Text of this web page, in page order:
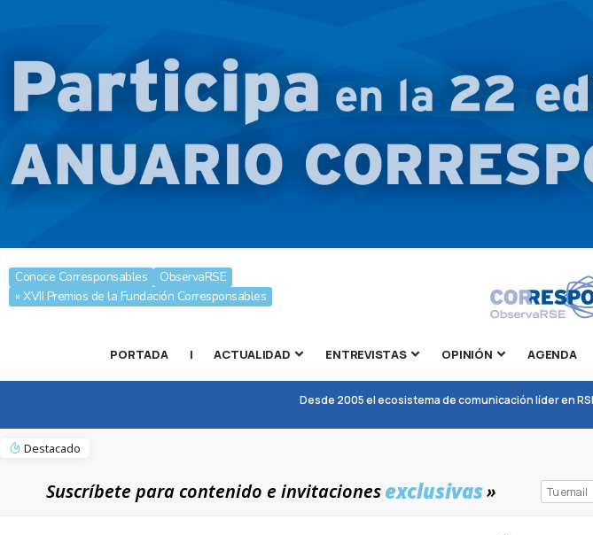
Conoce Corresponsables
ObservaRSE
» XVII Premios de la Fundación Corresponsables
PORTADA | ACTUALIDAD ENTREVISTAS OPINIÓN AGENDA
Desde 2005 el ecosistema de comunicación líder en
Destacado
Suscríbete para contenido e invitacionesexclusivas»